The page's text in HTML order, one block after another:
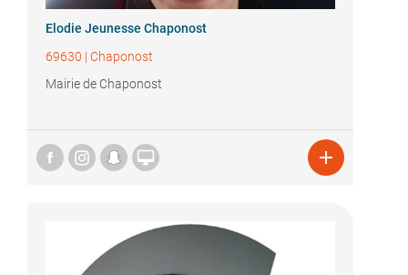
Elodie Jeunesse Chaponost
69630 | Chaponost
Mairie de Chaponost
 